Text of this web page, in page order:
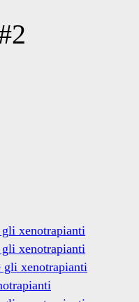
xenotrapianti
xenotrapianti
gli xenotrapianti